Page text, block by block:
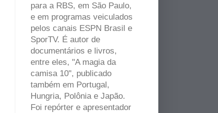
para a RBS, em São Paulo,
e em programas veiculados
pelos canais ESPN Brasil e
SporTV. É autor de
documentários e livros,
entre eles, "A magia da
camisa 10", publicado
também em Portugal,
Hungria, Polônia e Japão.
Foi repórter e apresentador